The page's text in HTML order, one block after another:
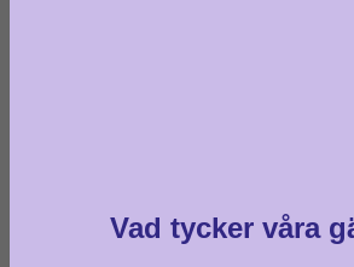
Vad tycker våra